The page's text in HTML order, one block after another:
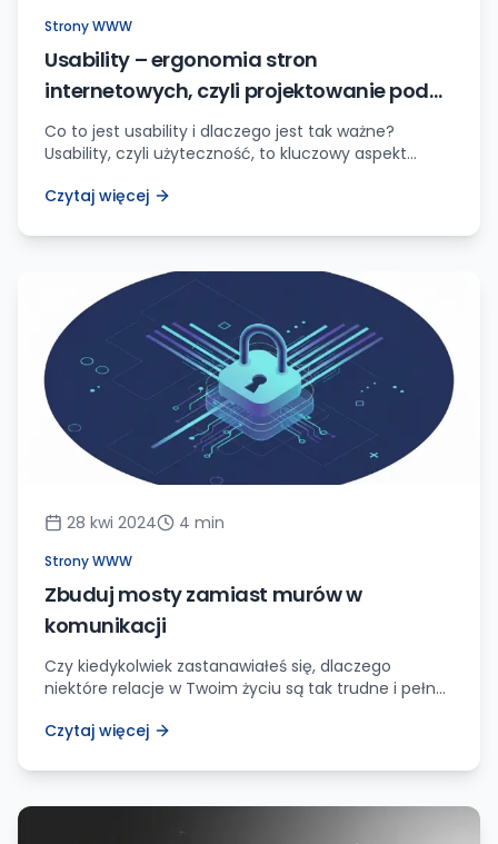
Strony WWW
Usability – ergonomia stron
internetowych, czyli projektowanie pod
użytkownika
Co to jest usability i dlaczego jest tak ważne?
Usability, czyli użyteczność, to kluczowy aspekt
Definiuje się ją jako stopień, w jakim produkt może
osiągnięcia konkretnych celów w efektywny,
usability określa, jak łatwo i wygodnie użytkownicy
mogą korzystać […]
Czytaj więcej
28 kwi 2024 4 min
Strony WWW
Zbuduj mosty zamiast murów w
komunikacji
Czy kiedykolwiek zastanawiałeś się, dlaczego
niektóre relacje w Twoim życiu są tak trudne i pełne
budować mosty, często wybierasz wznoszenie
Wyobraź sobie scenę, w której dwie osoby stoją po
Czytaj więcej